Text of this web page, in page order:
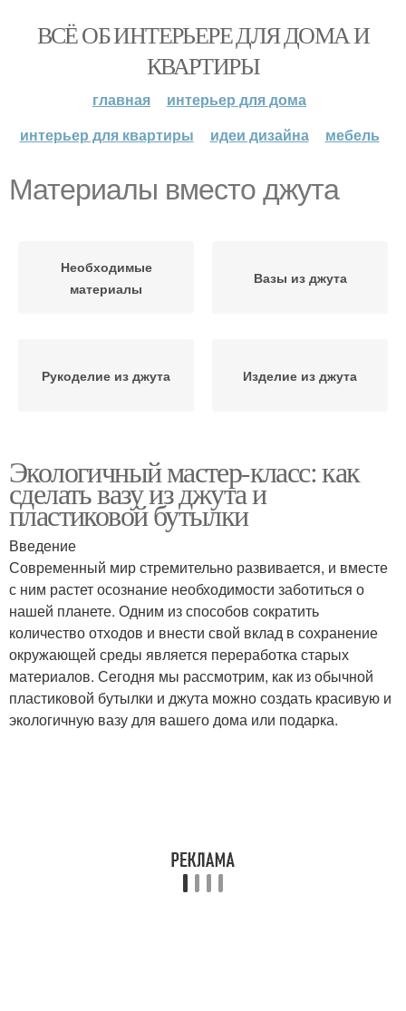
ВСЁ ОБ ИНТЕРЬЕРЕ ДЛЯ ДОМА И
КВАРТИРЫ
главная
интерьер для дома
интерьер для квартиры
идеи дизайна мебель
Материалы вместо джута
Необходимые
материалы
Вазы из джута
Рукоделие из джута Изделие из джута
Экологичный мастер-класс: как
сделать вазу из джута и
пластиковой бутылки
Введение
Современный мир стремительно развивается, и вместе
с ним растет осознание необходимости заботиться о
нашей планете. Одним из способов сократить
количество отходов и внести свой вклад в сохранение
окружающей среды является переработка старых
материалов. Сегодня мы рассмотрим, как из обычной
пластиковой бутылки и джута можно создать красивую и
экологичную вазу для вашего дома или подарка.